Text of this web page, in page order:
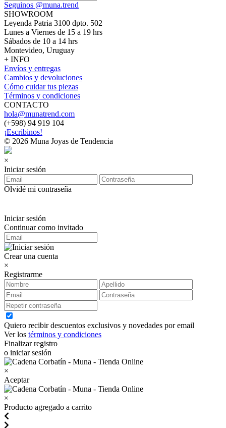
Seguinos @muna.trend
SHOWROOM
Leyenda Patria 3100 dpto. 502
Lunes a Viernes de 15 a 19 hrs
Sábados de 10 a 14 hrs
Montevideo, Uruguay
+ INFO
Envíos y entregas
Cambios y devoluciones
Cómo cuidar tus piezas
Términos y condiciones
CONTACTO
hola@munatrend.com
(+598) 94 919 104
¡Escribinos!
© 2026 Muna Joyas de Tendencia
×
Iniciar sesión
Olvidé mi contraseña
Iniciar sesión
Continuar como invitado
Crear una cuenta
×
Registrarme
Quiero recibir descuentos exclusivos y novedades por email
Ver los términos y condiciones
Finalizar registro
o iniciar sesión
×
Aceptar
×
Producto agregado a carrito